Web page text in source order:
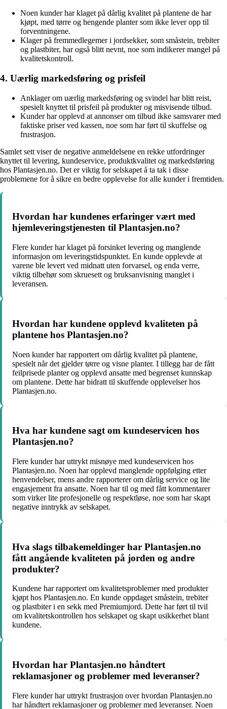
Noen kunder har klaget på dårlig kvalitet på plantene de har
kjøpt, med tørre og hengende planter som ikke lever opp til
forventningene.
Klager på fremmedlegemer i jordsekker, som småstein, trebiter
og plastbiter, har også blitt nevnt, noe som indikerer mangel på
kvalitetskontroll.
4. Uærlig markedsføring og prisfeil
Anklager om uærlig markedsføring og svindel har blitt reist,
spesielt knyttet til prisfeil på produkter og misvisende tilbud.
Kunder har opplevd at annonser om tilbud ikke samsvarer med
faktiske priser ved kassen, noe som har ført til skuffelse og
frustrasjon.
Samlet sett viser de negative anmeldelsene en rekke utfordringer
knyttet til levering, kundeservice, produktkvalitet og markedsføring
hos Plantasjen.no. Det er viktig for selskapet å ta tak i disse
problemene for å sikre en bedre opplevelse for alle kunder i fremtiden.
Hvordan har kundenes erfaringer vært med
hjemleveringstjenesten til Plantasjen.no?
Flere kunder har klaget på forsinket levering og manglende
informasjon om leveringstidspunktet. En kunde opplevde at
varene ble levert ved midnatt uten forvarsel, og enda verre,
viktig tilbehør som skruesett og bruksanvisning manglet i
leveransen.
Hvordan har kundene opplevd kvaliteten på
plantene hos Plantasjen.no?
Noen kunder har rapportert om dårlig kvalitet på plantene,
spesielt når det gjelder tørre og visne planter. I tillegg har de fått
feilprisede planter og opplevd ansatte med begrenset kunnskap
om plantene. Dette har bidratt til skuffende opplevelser hos
Plantasjen.no.
Hva har kundene sagt om kundeservicen hos
Plantasjen.no?
Flere kunder har uttrykt misnøye med kundeservicen hos
Plantasjen.no. Noen har opplevd manglende oppfølging etter
henvendelser, mens andre rapporterer om dårlig service og lite
engasjement fra ansatte. Noen har til og med fått kommentarer
som virker lite profesjonelle og respektløse, noe som har skapt
negative inntrykk av selskapet.
Hva slags tilbakemeldinger har Plantasjen.no
fått angående kvaliteten på jorden og andre
produkter?
Kundene har rapportert om kvalitetsproblemer med produkter
kjøpt hos Plantasjen.no. En kunde oppdaget småstein, trebiter
og plastbiter i en sekk med Premiumjord. Dette har ført til tvil
om kvalitetskontrollen hos selskapet og skapt usikkerhet blant
kundene.
Hvordan har Plantasjen.no håndtert
reklamasjoner og problemer med leveranser?
Flere kunder har uttrykt frustrasjon over hvordan Plantasjen.no
har håndtert reklamasjoner og problemer med leveranser. Noen